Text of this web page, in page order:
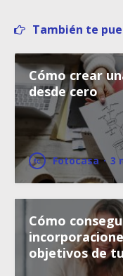
También te
Cómo crear
desde cero
Fotocasa · 3
Cómo
objetivos de